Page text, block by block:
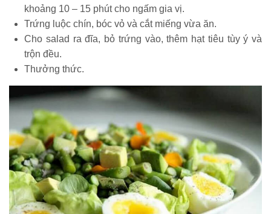
khoảng 10 – 15 phút cho ngấm gia vị.
Trứng luộc chín, bóc vỏ và cắt miếng vừa ăn.
Cho salad ra đĩa, bỏ trứng vào, thêm hạt tiêu tùy ý và
trộn đều.
Thưởng thức.